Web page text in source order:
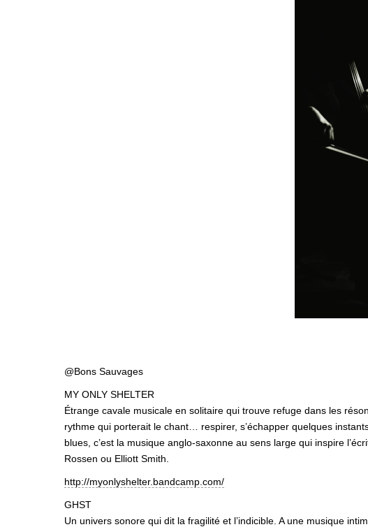
@Bons Sauvages
MY ONLY SHELTER
Étrange cavale musicale en solitaire qui trouve refuge dans les
rythme qui porterait le chant… respirer, s’échapper quelques
blues, c’est la musique anglo-saxonne au sens large qui inspire
Rossen ou Elliott Smith.
http://myonlyshelter.bandcamp.com/
GHST
Un univers sonore qui dit la fragilité et l’indicible. A une musique